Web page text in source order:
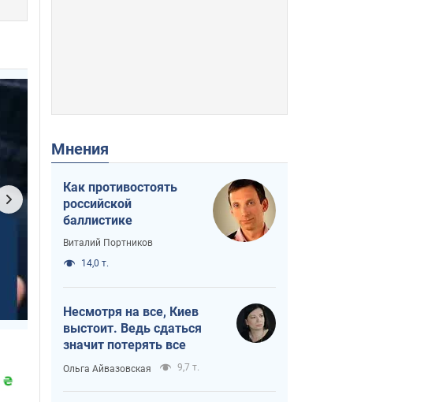
Мнения
Как противостоять
российской
баллистике
Виталий Портников
14,0 т.
Несмотря на все, Киев
выстоит. Ведь сдаться
значит потерять все
Ольга Айвазовская 9,7 т.